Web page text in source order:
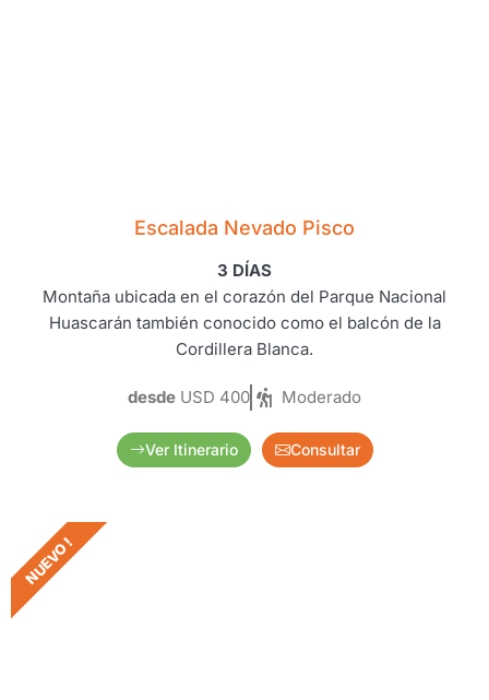
Escalada Nevado Pisco
3 DÍAS
Montaña ubicada en el corazón del Parque Nacional
Huascarán también conocido como el balcón de la
Cordillera Blanca.
desdeUSD 400 Moderado
Ver Itinerario Consultar
NUEVO !